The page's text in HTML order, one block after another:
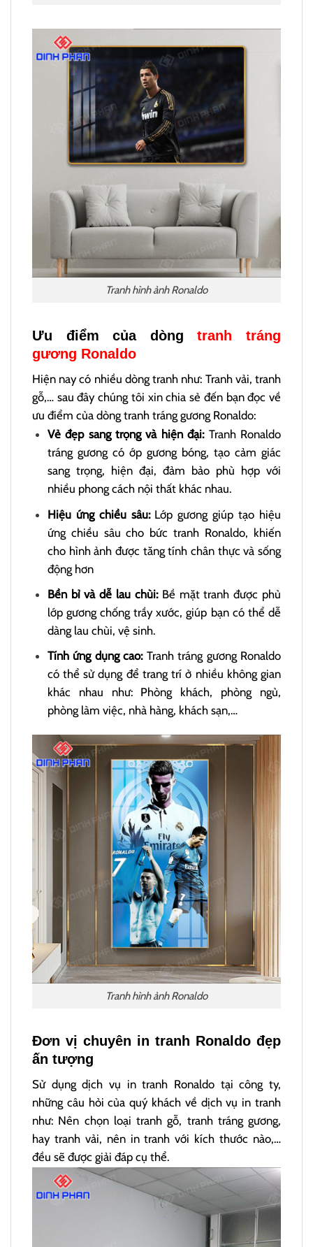
Tranh hình ảnh Ronaldo
Ưu điểm của dòngtranh tráng
gương Ronaldo
Hiện nay có nhiều dòng tranh như: Tranh vải, tranh
gỗ,… sau đây chúng tôi xin chia sẻ đến bạn đọc về
ưu điểm của dòng tranh tráng gương Ronaldo:
Vẻ đẹp sang trọng và hiện đại:Tranh Ronaldo
tráng gương có ớp gương bóng, tạo cảm giác
sang trọng, hiện đại, đảm bảo phù hợp với
nhiều phong cách nội thất khác nhau.
Hiệu ứng chiều sâu:Lớp gương giúp tạo hiệu
ứng chiều sâu cho bức tranh Ronaldo, khiến
cho hình ảnh được tăng tính chân thực và sống
động hơn
Bền bỉ và dễ lau chùi:Bề mặt tranh được phủ
lớp gương chống trầy xước, giúp bạn có thể dễ
dàng lau chùi, vệ sinh.
Tính ứng dụng cao:Tranh tráng gương Ronaldo
có thể sử dụng để trang trí ở nhiều không gian
khác nhau như: Phòng khách, phòng ngủ,
phòng làm việc, nhà hàng, khách sạn,…
Tranh hình ảnh Ronaldo
Đơn vị chuyên in tranh Ronaldo đẹp
ấn tượng
Sử dụng dịch vụ in tranh Ronaldo tại công ty,
những câu hỏi của quý khách về dịch vụ in tranh
như: Nên chọn loại tranh gỗ, tranh tráng gương,
hay tranh vải, nên in tranh với kích thước nào,…
đều sẽ được giải đáp cụ thể.